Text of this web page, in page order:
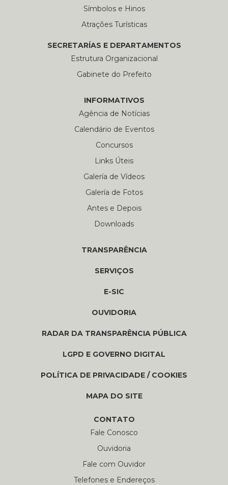
Símbolos e Hinos
Atrações Turísticas
SECRETARÍAS E DEPARTAMENTOS
Estrutura Organizacional
Gabinete do Prefeito
INFORMATIVOS
Agência de Notícias
Calendário de Eventos
Concursos
Links Úteis
Galería de Vídeos
Galería de Fotos
Antes e Depois
Downloads
TRANSPARÊNCIA
SERVIÇOS
E-SIC
OUVIDORIA
RADAR DA TRANSPARÊNCIA PÚBLICA
LGPD E GOVERNO DIGITAL
POLÍTICA DE PRIVACIDADE / COOKIES
MAPA DO SITE
CONTATO
Fale Conosco
Ouvidoria
Fale com Ouvidor
Telefones e Endereços